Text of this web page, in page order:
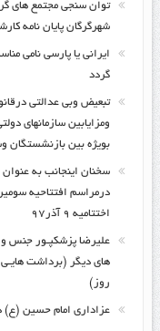
توان سنجی مجتمع های
شهرگرگان پایان نامه
ایرانی یا پارسی نامی
گردد
تبعیض وبی عدالتی
ومزایابین سازمانهای
بویژه بین بازنشستگان
سخنان اینجانب به عنوان
اختتامیه ۹ آذر۹۷
علیرضا پزشکپـور جنس
های دیگر (برداشت هایـی
روز)
عزاداری امام حسین (ع)